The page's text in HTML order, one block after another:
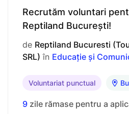
Recrutăm voluntari
Reptiland București!
de Reptiland Bucuresti
SRL) în Educație și
Voluntariat punctual
9 zile rămase pentru a